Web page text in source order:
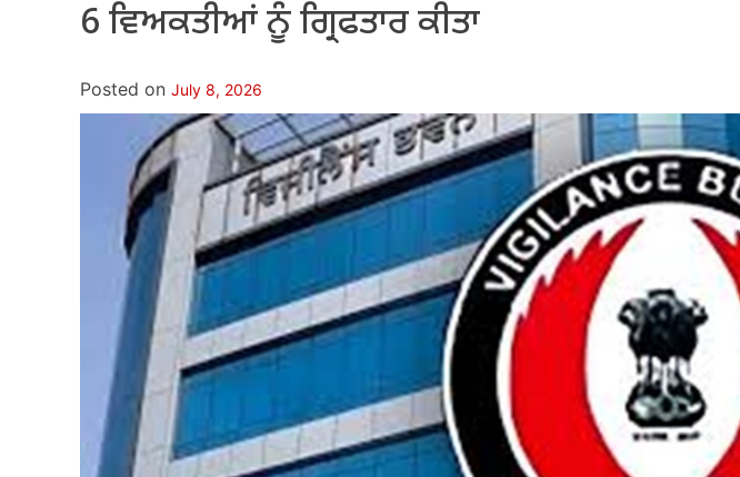
6 ਵਿਅਕਤੀਆਂ ਨੂੰ ਗ੍ਰਿਫਤਾਰ ਕੀਤਾ
Posted on July 8, 2026